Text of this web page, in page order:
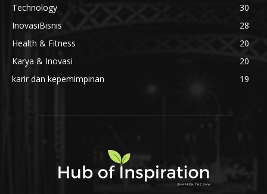
Technology
30
InovasiBisnis
28
Health & Fitness
20
Karya & Inovasi
20
karir dan kepemimpinan
19